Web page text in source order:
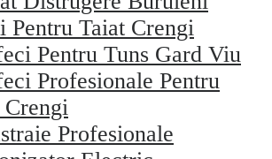
Pentru Taiat Crengi
Pentru Tuns Gard Viu
Profesionale Pentru
Crengi
Profesionale